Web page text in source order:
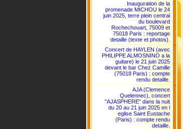
Inauguration de la
promenade MICHOU le 24
juin 2025, terre plein central
du boulevard
Rochechouart, 75009 et
75018 Paris : reportage
detaille (texte et photos).
Concert de HAYLEN (avec
PHILIPPE ALMOSNINO a la
guitare) le 21 juin 2025
devant le bar Chez Camille
(75018 Paris) : compte
rendu detaille.
AJA (Clemence
Quelennec), concert
"AJASPHERE" dans la nuit
du 20 au 21 juin 2025 en l
eglise Saint Eustache
(Paris) : compte rendu
detaille.